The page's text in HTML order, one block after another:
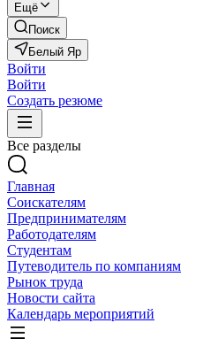
Ещё
Поиск
Белый Яр
Войти
Войти
Создать резюме
Все разделы
Главная
Соискателям
Предпринимателям
Работодателям
Студентам
Путеводитель по компаниям
Рынок труда
Новости сайта
Календарь мероприятий